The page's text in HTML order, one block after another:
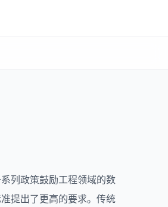
列政策鼓励工程领域的数
提出了更高的要求。传统